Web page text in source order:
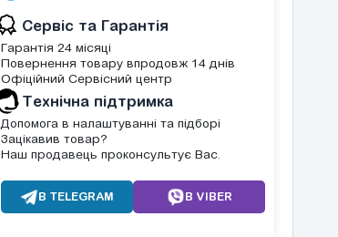
Сервіс та Гарантія
Гарантія 24 місяці
Повернення товару впродовж 14 днів
Офіційний Сервісний центр
Tехнічна підтримка
Допомога в налаштуванні та підборі
Зацікавив товар?
Наш продавець проконсультує Вас.
В TELEGRAM В VIBER